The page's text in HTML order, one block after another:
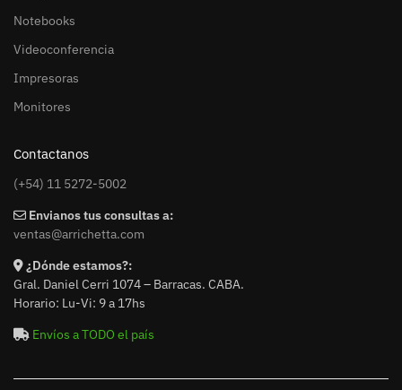
Notebooks
Videoconferencia
Impresoras
Monitores
Contactanos
(+54) 11 5272-5002
Envianos tus consultas a:
ventas@arrichetta.com
¿Dónde estamos?:
Gral. Daniel Cerri 1074 – Barracas. CABA.
Horario: Lu-Vi: 9 a 17hs
Envíos a TODO el país